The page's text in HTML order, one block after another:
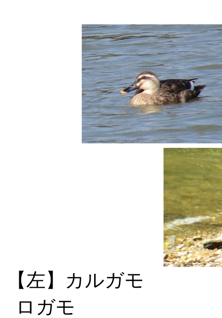
【左】カル
ロガモ 【右